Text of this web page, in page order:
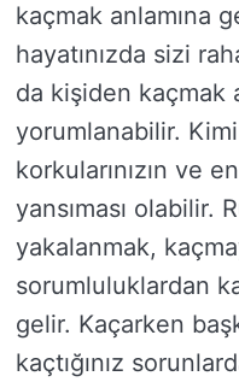
kaçmak anlamına
hayatınızda sizi
da kişiden kaçmak
yorumlanabilir.
korkularınızın ve
yansıması olabilir.
yakalanmak,
sorumluluklardan
gelir. Kaçarken
kaçtığınız